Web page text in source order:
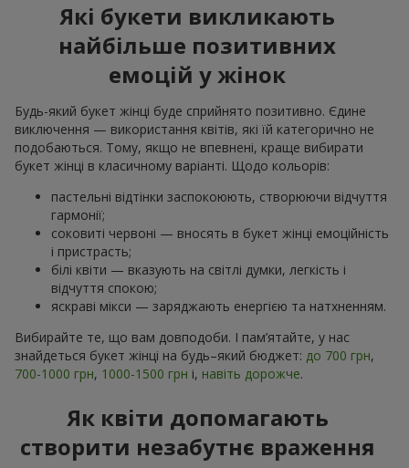
Які букети викликають
найбільше позитивних
емоцій у жінок
Будь-який букет жінці буде сприйнято позитивно. Єдине
виключення — використання квітів, які їй категорично не
подобаються. Тому, якщо не впевнені, краще вибирати
букет жінці в класичному варіанті. Щодо кольорів:
пастельні відтінки заспокоюють, створюючи відчуття
гармонії;
соковиті червоні — вносять в букет жінці емоційність
і пристрасть;
білі квіти — вказують на світлі думки, легкість і
відчуття спокою;
яскраві мікси — заряджають енергією та натхненням.
Вибирайте те, що вам довподоби. І пам’ятайте, у нас
знайдеться букет жінці на будь–який бюджет: до 700 грн,
700-1000 грн, 1000-1500 грн і, навіть дорожче.
Як квіти допомагають
створити незабутнє враження